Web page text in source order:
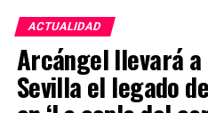
ACTUALIDAD
Arcángel llevará a
Sevilla el legado